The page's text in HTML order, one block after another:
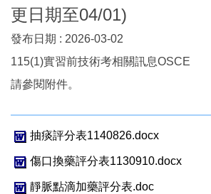
更日期至04/01)
發布日期 : 2026-03-02
115(1)實習前技術考相關訊息OSCE
請參閱附件。
抽痰評分表1140826.docx
傷口換藥評分表1130910.docx
靜脈點滴加藥評分表.doc